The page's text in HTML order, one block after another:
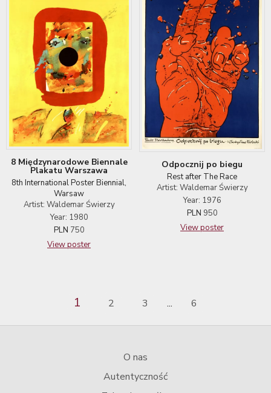
8 Międzynarodowe Biennale
Plakatu Warszawa
8th International Poster Biennial,
Warsaw
Artist: Waldemar Świerzy
Year: 1980
PLN 750
View poster
Odpocznij po biegu
Rest after The Race
Artist: Waldemar Świerzy
Year: 1976
PLN 950
View poster
1 2 3 ... 6
O nas
Autentyczność